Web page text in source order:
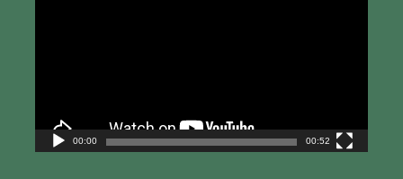
00:00 00:52